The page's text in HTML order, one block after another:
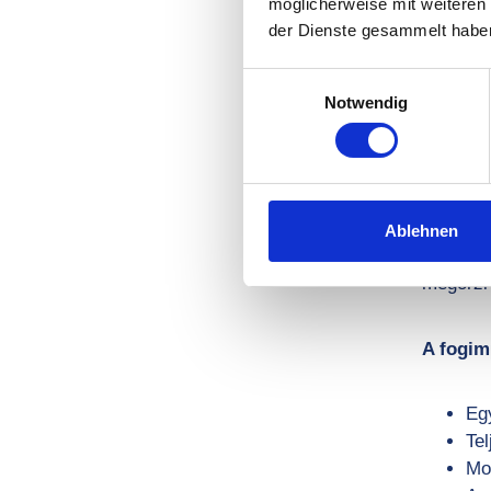
der Dienste gesammelt
Notwendig
Ablehnen
4.
A